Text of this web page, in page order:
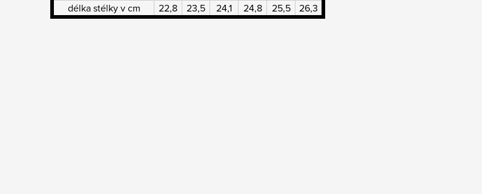
délka stélky v cm
22,8 23,5 24,1 24,8 25,5 26,3